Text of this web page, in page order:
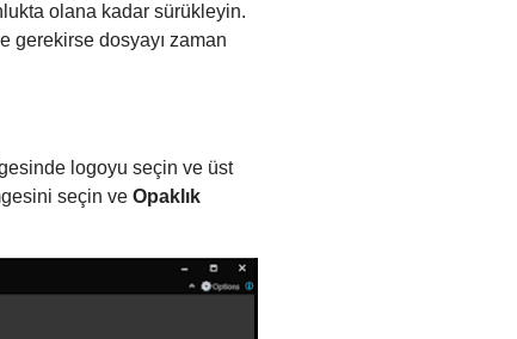
olana kadar sürükleyin.
gerekirse dosyayı zaman
logoyu seçin ve üst
seçin ve Opaklık